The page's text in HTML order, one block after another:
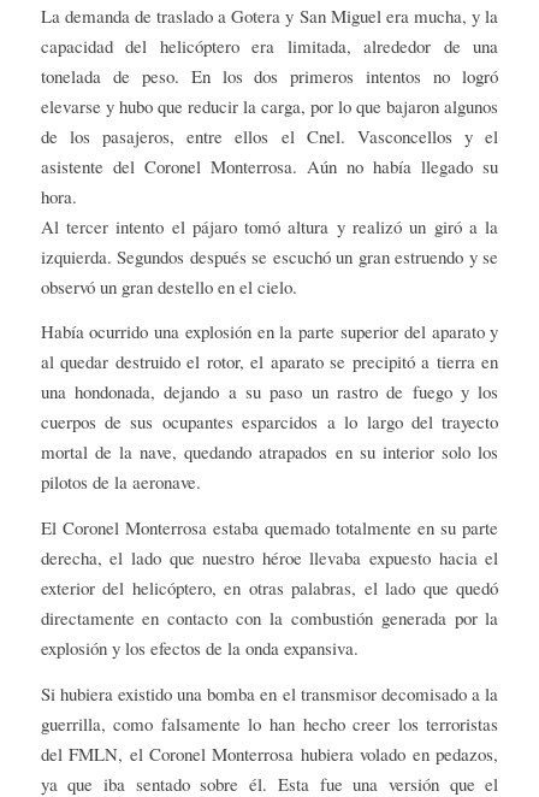
La demanda de traslado a Gotera y San Miguel era mucha, y la
capacidad del helicóptero era limitada, alrededor de una
tonelada de peso. En los dos primeros intentos no logró
elevarse y hubo que reducir la carga, por lo que bajaron algunos
de los pasajeros, entre ellos el Cnel. Vasconcellos y el
asistente del Coronel Monterrosa. Aún no había llegado su
hora.
Al tercer intento el pájaro tomó altura y realizó un giró a la
izquierda. Segundos después se escuchó un gran estruendo y se
observó un gran destello en el cielo.
Había ocurrido una explosión en la parte superior del aparato y
al quedar destruido el rotor, el aparato se precipitó a tierra en
una hondonada, dejando a su paso un rastro de fuego y los
cuerpos de sus ocupantes esparcidos a lo largo del trayecto
mortal de la nave, quedando atrapados en su interior solo los
pilotos de la aeronave.
El Coronel Monterrosa estaba quemado totalmente en su parte
derecha, el lado que nuestro héroe llevaba expuesto hacia el
exterior del helicóptero, en otras palabras, el lado que quedó
directamente en contacto con la combustión generada por la
explosión y los efectos de la onda expansiva.
Si hubiera existido una bomba en el transmisor decomisado a la
guerrilla, como falsamente lo han hecho creer los terroristas
del FMLN, el Coronel Monterrosa hubiera volado en pedazos,
ya que iba sentado sobre él. Esta fue una versión que el